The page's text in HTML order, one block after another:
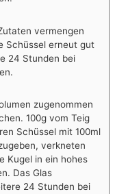
vermengen
Schüssel erneut gut
24 Stunden bei
zugenommen
100g vom Teig
Schüssel mit 100ml
verkneten
Kugel in ein hohes
Das Glas
24 Stunden bei